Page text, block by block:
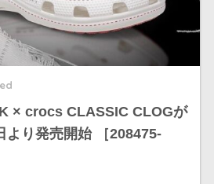
× crocs CLASSIC CLOGが
より発売開始 ［208475-